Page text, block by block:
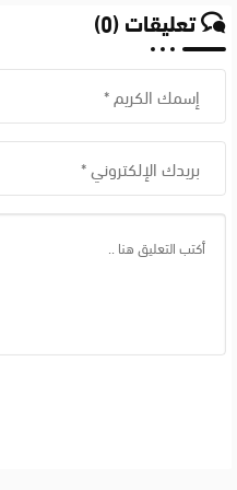
value
بالعربي
تعليقات (0)